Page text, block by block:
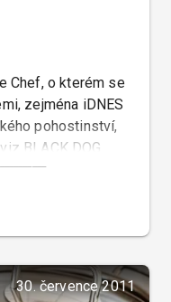
Chef, o kterém se
zejména iDNES
pohostinství,
BLACK DOG
najmout k
na vašem
eventuálně
30. července 2011